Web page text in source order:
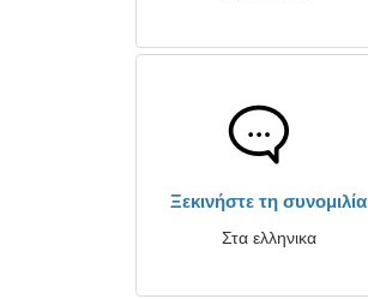
Ξεκινήστε τη συνομιλία
Στα ελληνικα